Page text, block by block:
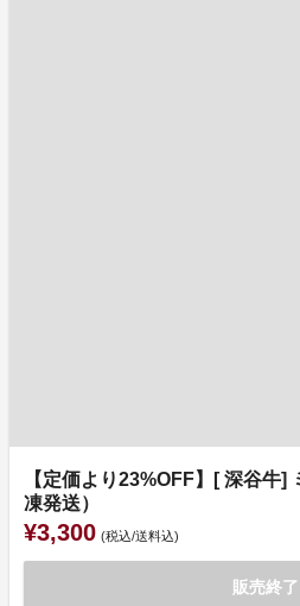
【定価より23%OFF】[ 深谷牛
凍発送）
¥3,300 (税込/送料込)
販売終了